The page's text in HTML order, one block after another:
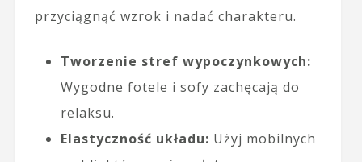
przyciągnąć wzrok i nadać charakteru.
Tworzenie stref wypoczynkowych:
Wygodne fotele i sofy zachęcają do
relaksu.
Elastyczność układu: Użyj mobilnych